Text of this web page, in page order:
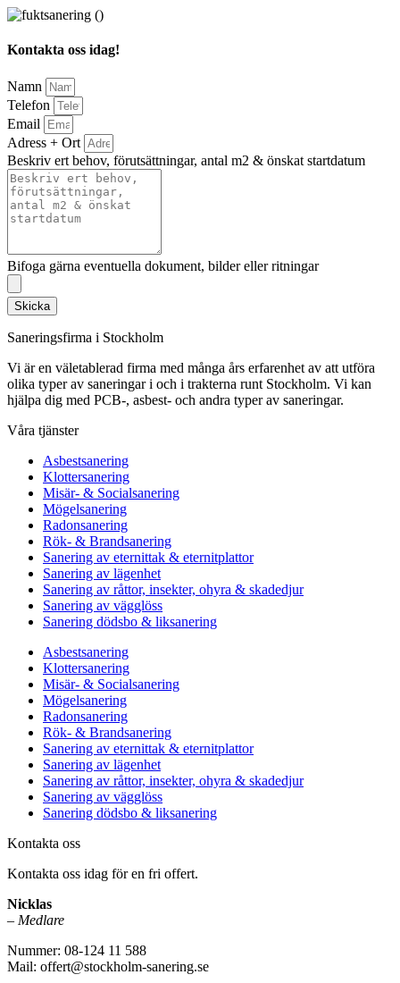
Kontakta oss idag!
Namn
Telefon
Email
Adress + Ort
Beskriv ert behov, förutsättningar, antal m2 & önskat startdatum
Bifoga gärna eventuella dokument, bilder eller ritningar
Skicka
Saneringsfirma i Stockholm
Vi är en väletablerad firma med många års erfarenhet av att utföra
olika typer av saneringar i och i trakterna runt Stockholm. Vi kan
hjälpa dig med PCB-, asbest- och andra typer av saneringar.
Våra tjänster
Asbestsanering
Klottersanering
Misär- & Socialsanering
Mögelsanering
Radonsanering
Rök- & Brandsanering
Sanering av eternittak & eternitplattor
Sanering av lägenhet
Sanering av råttor, insekter, ohyra & skadedjur
Sanering av vägglöss
Sanering dödsbo & liksanering
Asbestsanering
Klottersanering
Misär- & Socialsanering
Mögelsanering
Radonsanering
Rök- & Brandsanering
Sanering av eternittak & eternitplattor
Sanering av lägenhet
Sanering av råttor, insekter, ohyra & skadedjur
Sanering av vägglöss
Sanering dödsbo & liksanering
Kontakta oss
Kontakta oss idag för en fri offert.
Nicklas
– Medlare
Nummer: 08-124 11 588
Mail: offert@stockholm-sanering.se